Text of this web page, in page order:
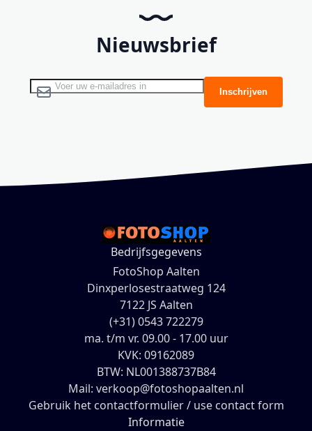
Nieuwsbrief
Abonneer u op onze nieuwsbrief Inschrijven
Bedrijfsgegevens
FotoShop Aalten
Dinxperlosestraatweg 124
7122 JS Aalten
(+31) 0543 722279
ma. t/m vr. 09.00 - 17.00 uur
KVK: 09162089
BTW: NL001388737B84
Mail: verkoop@fotoshopaalten.nl
Gebruik het contactformulier / use contact form
Informatie